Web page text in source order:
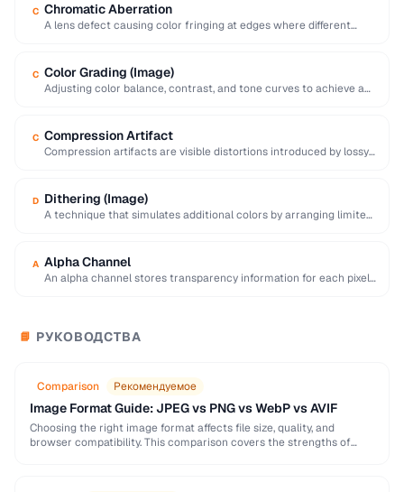
C Chromatic Aberration
A lens defect causing color fringing at edges where different
C Color Grading (Image)
Adjusting color balance, contrast, and tone curves to achieve a
C Compression Artifact
Compression artifacts are visible distortions introduced by lossy
D Dithering (Image)
A technique that simulates additional colors by arranging limited-
A Alpha Channel
An alpha channel stores transparency information for each pixel
📘 РУКОВОДСТВА
Comparison Рекомендуемое
Image Format Guide: JPEG vs PNG vs WebP vs AVIF
Choosing the right image format affects file size, quality, and
browser compatibility. This comparison covers the strengths of